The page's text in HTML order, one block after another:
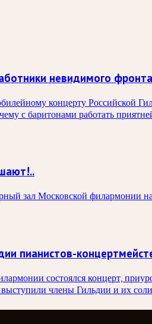
невидимого
концерту Российской
с баритонами работать
зал Московской филармонии
пианистов-
состоялся концерт,
члены Гильдии и их